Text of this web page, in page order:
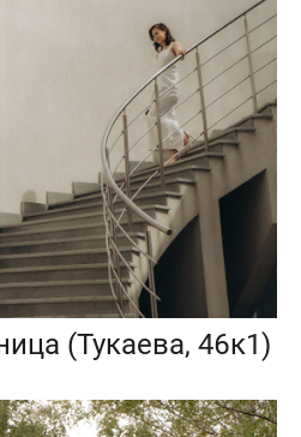
(Тукаева, 46к1)